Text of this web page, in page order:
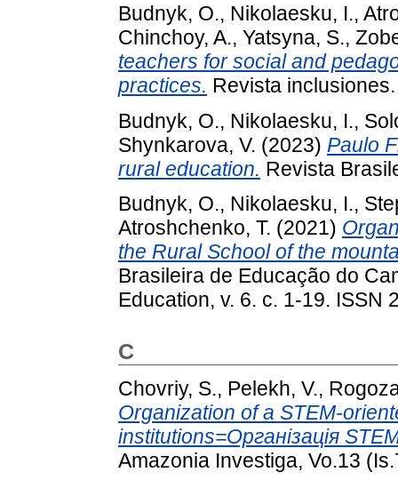
Budnyk, O., Nikolaesku, I.,
Chinchoy, A., Yatsyna, S.,
teachers for social and
practices. Revista
Budnyk, O., Nikolaesku, I.,
Shynkarova, V. (2023) Paulo
rural education. Revista
Budnyk, O., Nikolaesku, I.,
Atroshchenko, T. (2021)
the Rural School of the
Brasileira de Educação do
Education, v. 6. с. 1-19. ISSN
C
Chovriy, S., Pelekh, V.,
Organization of a STEM-
institutions=Організація
Amazonia Investiga, Vo.13